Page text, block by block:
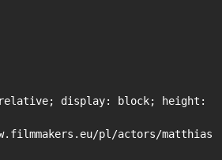
display: block; height:
pl/actors/